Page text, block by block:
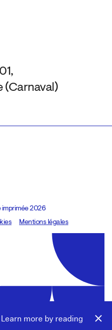
more by reading
(Carnaval)
imprimée 2026
Mentions légales